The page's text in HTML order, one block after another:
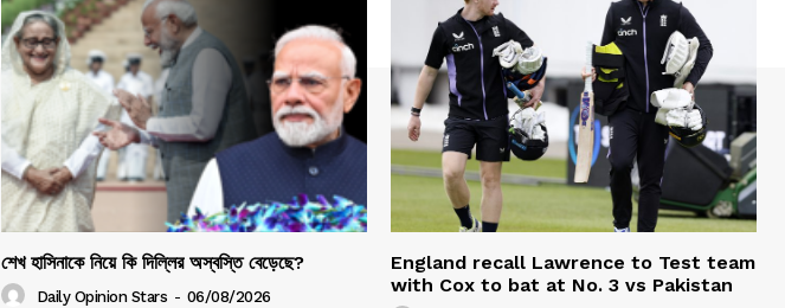
শেখ হাসিনাকে নিয়ে কি দিল্লির অস্বস্তি বেড়েছে?
Daily Opinion Stars - 06/08/2026
England recall Lawrence to Test team
with Cox to bat at No. 3 vs Pakistan